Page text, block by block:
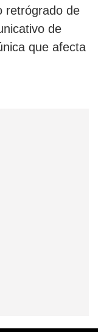
retrógrado de
de
que afecta